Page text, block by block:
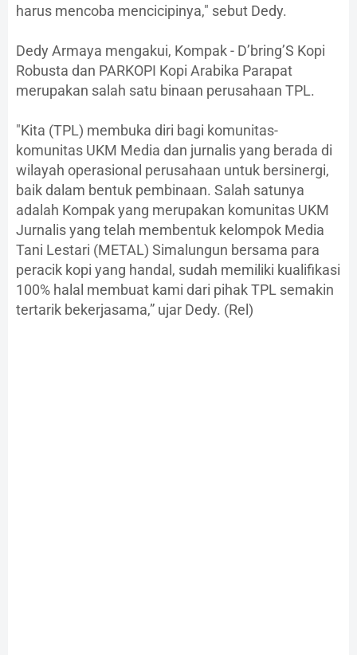
harus mencoba mencicipinya," sebut Dedy.
Dedy Armaya mengakui, Kompak - D’bring’S Kopi
Robusta dan PARKOPI Kopi Arabika Parapat
merupakan salah satu binaan perusahaan TPL.
"Kita (TPL) membuka diri bagi komunitas-
komunitas UKM Media dan jurnalis yang berada di
wilayah operasional perusahaan untuk bersinergi,
baik dalam bentuk pembinaan. Salah satunya
adalah Kompak yang merupakan komunitas UKM
Jurnalis yang telah membentuk kelompok Media
Tani Lestari (METAL) Simalungun bersama para
peracik kopi yang handal, sudah memiliki kualifikasi
100% halal membuat kami dari pihak TPL semakin
tertarik bekerjasama,” ujar Dedy. (Rel)